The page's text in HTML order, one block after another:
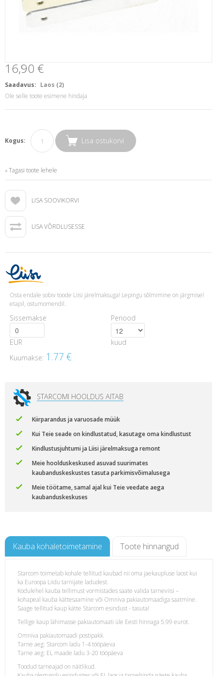
16,90 €
Saadavus: Laos (2)
Ole selle toote esimene hindaja
Kogus: Lisa ostukorvi
« Tagasi toote lehele
LISA SOOVIKORVI
LISA VÕRDLUSESSE
Osta endale sobiv toode Liisi järelmaksuga! Lepingu sõlmimine on järgmisel
etapil, ostumomendil.
Sissemakse
EUR
Periood
kuud
Kuumakse: 1.77 €
STARCOMI HOOLDUS AITAB
Kiirparandus ja varuosade müük
Kui Teie seade on kindlustatud, kasutage oma kindlustust
Kindlustusjuhtumi ja Liisi järelmaksuga remont
Meie hoolduskeskused asuvad suurimates
kaubanduskeskustes tasuta parkimisvõimalusega
Meie töötame, samal ajal kui Teie veedate aega
kaubanduskeskuses
Kauba kohaletoimetamine Toote hinnangud
Starcom toimetab kohale tellitud kaubad nii oma jaekaupluse laost kui
ka Euroopa Liidu tarnijate ladudest.
Kodulehel kauba tellimust vormistades saate valida tarneviisi –
kohapeal kauba kättesaamine või Omniva pakiautomaadiga saatmine.
Saage tellitud kaup kätte Starcom esindust - tasuta!
Tellige kaup lähimasse pakiautomaati üle Eesti hinnaga 5.99 eurot.
Omniva pakiautomaadi postipakk.
Tarne aeg: Starcom ladu 1-4 tööpäeva
Tarne aeg: EL maade ladu 3-20 tööpäeva
Toodud tarneajad on näitlikud.